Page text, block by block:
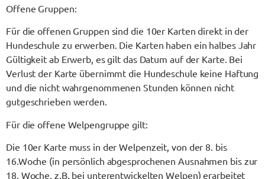
Offene Gruppen:
Für die offenen Gruppen sind die 10er Karten direkt in der
Hundeschule zu erwerben. Die Karten haben ein halbes Jahr
Gültigkeit ab Erwerb, es gilt das Datum auf der Karte. Bei
Verlust der Karte übernimmt die Hundeschule keine Haftung
und die nicht wahrgenommenen Stunden können nicht
gutgeschrieben werden.
Für die offene Welpengruppe gilt:
Die 10er Karte muss in der Welpenzeit, von der 8. bis
16.Woche (in persönlich abgesprochenen Ausnahmen bis zur
18. Woche, z.B. bei unterentwickelten Welpen) erarbeitet